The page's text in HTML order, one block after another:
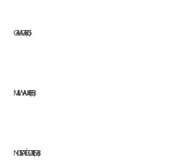
GALAGAR65
MILWAUKEE68
NOS CATÉGORIES338